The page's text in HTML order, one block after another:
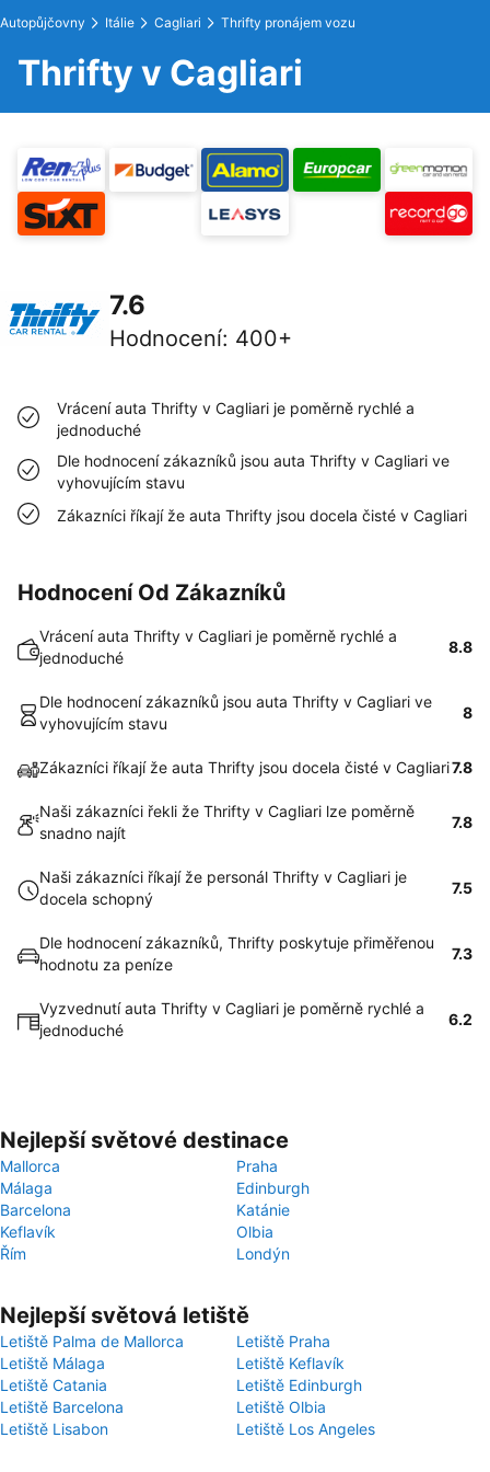
Autopůjčovny Itálie Cagliari Thrifty pronájem vozu
Thrifty v Cagliari
7.6
Hodnocení: 400+
Vrácení auta Thrifty v Cagliari je poměrně rychlé a
jednoduché
Dle hodnocení zákazníků jsou auta Thrifty v Cagliari ve
vyhovujícím stavu
Zákazníci říkají že auta Thrifty jsou docela čisté v Cagliari
Hodnocení Od Zákazníků
Vrácení auta Thrifty v Cagliari je poměrně rychlé a
jednoduché
8.8
Dle hodnocení zákazníků jsou auta Thrifty v Cagliari ve
vyhovujícím stavu
8
Zákazníci říkají že auta Thrifty jsou docela čisté v Cagliari7.8
Naši zákazníci řekli že Thrifty v Cagliari lze poměrně
snadno najít
7.8
Naši zákazníci říkají že personál Thrifty v Cagliari je
docela schopný
7.5
Dle hodnocení zákazníků, Thrifty poskytuje přiměřenou
hodnotu za peníze
7.3
Vyzvednutí auta Thrifty v Cagliari je poměrně rychlé a
jednoduché
6.2
Nejlepší světové destinace
Mallorca
Praha
Málaga
Edinburgh
Barcelona
Katánie
Keflavík
Olbia
Řím
Londýn
Nejlepší světová letiště
Letiště Palma de Mallorca
Letiště Praha
Letiště Málaga
Letiště Keflavík
Letiště Catania
Letiště Edinburgh
Letiště Barcelona
Letiště Olbia
Letiště Lisabon
Letiště Los Angeles